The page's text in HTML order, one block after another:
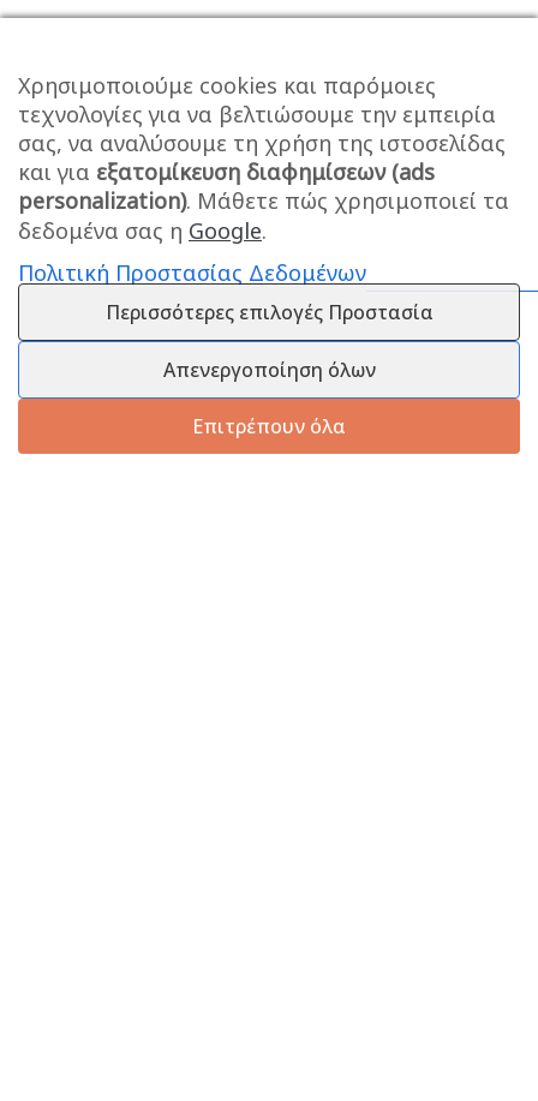
Χρησιμοποιούμε cookies και παρόμοιες
τεχνολογίες για να βελτιώσουμε την εμπειρία
σας, να αναλύσουμε τη χρήση της ιστοσελίδας
και για εξατομίκευση διαφημίσεων (ads
personalization). Μάθετε πώς χρησιμοποιεί τα
δεδομένα σας η Google.
Πολιτική Προστασίας Δεδομένων
Περισσότερες επιλογές Προστασία
Απενεργοποίηση όλων
Επιτρέπουν όλα